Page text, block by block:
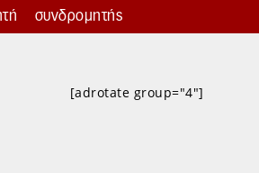
συνδρομητής
[adrotate group="4"]